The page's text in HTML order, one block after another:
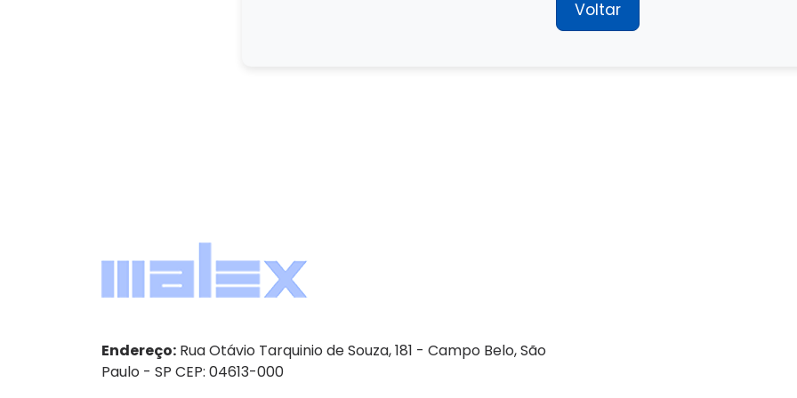
Voltar
Endereço: Rua Otávio Tarquinio de Souza, 181 - Campo Belo, São
Paulo - SP CEP: 04613-000